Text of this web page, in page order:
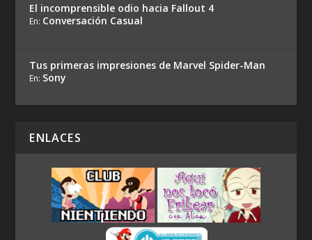
El incomprensible odio hacia Fallout 4
En: Conversación Casual
Tus primeras impresiones de Marvel Spider-Man
En: Sony
ENLACES